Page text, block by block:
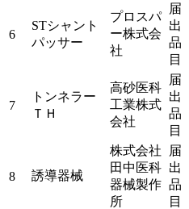
6
STシャント
パッサー
プロスパ
ー株式会
社
届
出
品
目
7
トンネラー
ＴＨ
高砂医科
工業株式
会社
届
出
品
目
8 誘導器械
株式会社
田中医科
器械製作
所
届
出
品
目